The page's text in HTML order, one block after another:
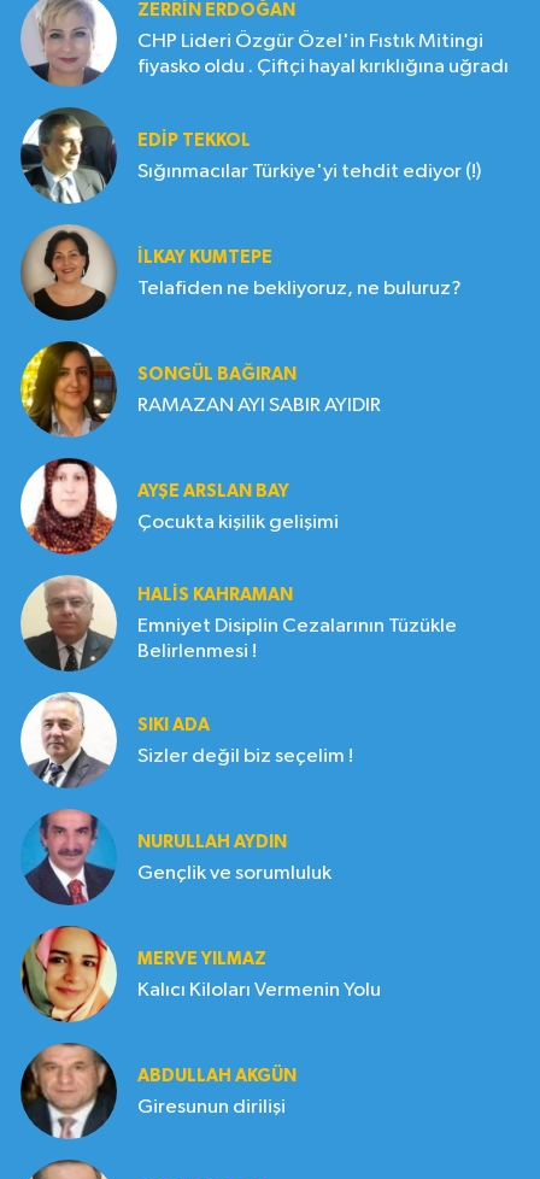
ZERRIN ERDOĞAN
CHP Lideri Özgür Özel'in Fıstık Mitingi
fiyasko oldu . Çiftçi hayal kırıklığına uğradı
EDIP TEKKOL
Sığınmacılar Türkiye'yi tehdit ediyor (!)
İLKAY KUMTEPE
Telafiden ne bekliyoruz, ne buluruz?
SONGÜL BAĞIRAN
RAMAZAN AYI SABIR AYIDIR
AYŞE ARSLAN BAY
Çocukta kişilik gelişimi
HALIS KAHRAMAN
Emniyet Disiplin Cezalarının Tüzükle
Belirlenmesi !
SIKI ADA
Sizler değil biz seçelim !
NURULLAH AYDIN
Gençlik ve sorumluluk
MERVE YILMAZ
Kalıcı Kiloları Vermenin Yolu
ABDULLAH AKGÜN
Giresunun dirilişi